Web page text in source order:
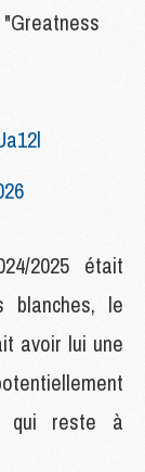
2025 était
blanches, le
avoir lui une
qui reste à